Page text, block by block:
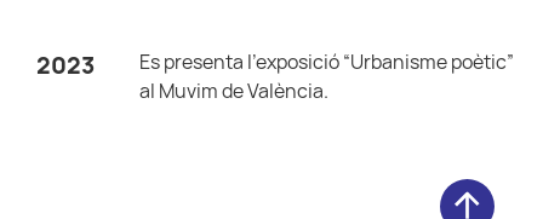
2023
Es presenta l'exposició “Urbanisme poètic”
al Muvim de València.